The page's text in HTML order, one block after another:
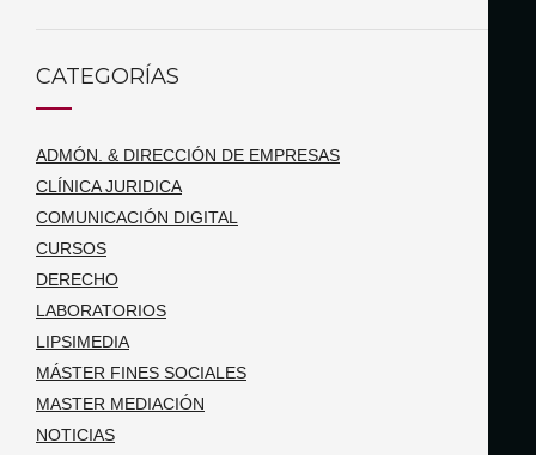
CATEGORÍAS
ADMÓN. & DIRECCIÓN DE EMPRESAS
CLÍNICA JURIDICA
COMUNICACIÓN DIGITAL
CURSOS
DERECHO
LABORATORIOS
LIPSIMEDIA
MÁSTER FINES SOCIALES
MASTER MEDIACIÓN
NOTICIAS